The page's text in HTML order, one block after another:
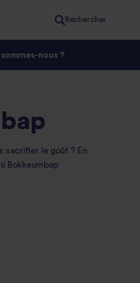
Rechercher
nous ?
sacrifier le goût ? En
Bokkeumbap